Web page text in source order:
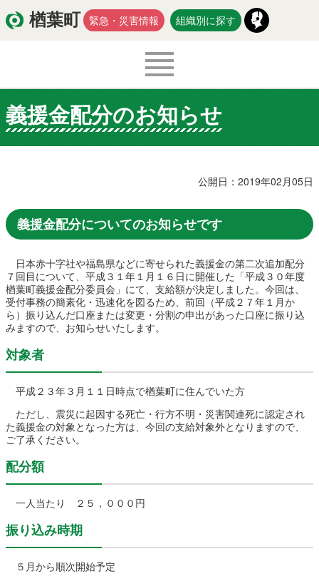
楢葉町 緊急・災害情報 組織別に探す
くらし・環境 出産・子育て
移住・定住
入札・契約 商工・労働 新産業
農林水産業
楢葉町について 町長室
町役場・施設 広報・広聴
復興・計画
予算・決算 人事・採用
教育委員会
例規集
義援金配分のお知らせ
公開日：2019年02月05日
義援金配分についてのお知らせです
日本赤十字社や福島県などに寄せられた義援金の第二次追加配分
７回目について、平成３１年１月１６日に開催した「平成３０年度
楢葉町義援金配分委員会」にて、支給額が決定しました。今回は、
受付事務の簡素化・迅速化を図るため、前回（平成２７年１月か
ら）振り込んだ口座または変更・分割の申出があった口座に振り込
みますので、お知らせいたします。
対象者
平成２３年３月１１日時点で楢葉町に住んでいた方
ただし、震災に起因する死亡・行方不明・災害関連死に認定され
た義援金の対象となった方は、今回の支給対象外となりますので、
ご了承ください。
配分額
一人当たり ２５，０００円
振り込み時期
５月から順次開始予定